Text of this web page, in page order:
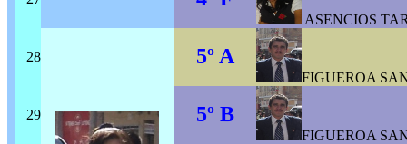
ASENCIOS
28 5º A
FIGUEROA
29 5º B
FIGUEROA